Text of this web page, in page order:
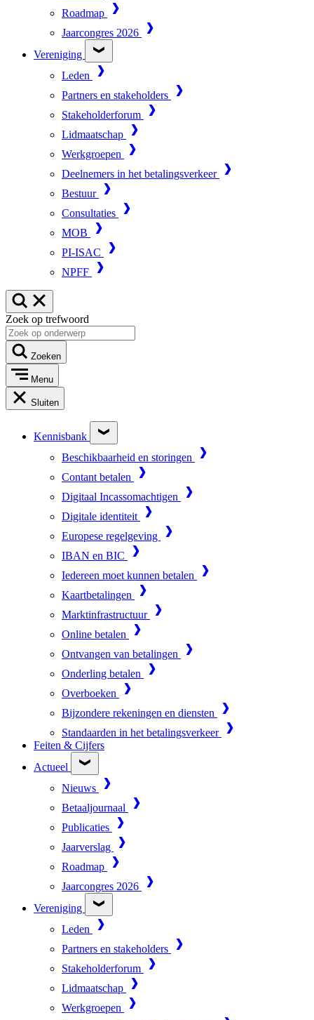
Roadmap
Jaarcongres 2026
Vereniging
Leden
Partners en stakeholders
Stakeholderforum
Lidmaatschap
Werkgroepen
Deelnemers in het betalingsverkeer
Bestuur
Consultaties
MOB
PI-ISAC
NPFF
Zoek op trefwoord
Zoeken
Menu
Sluiten
Kennisbank
Beschikbaarheid en storingen
Contant betalen
Digitaal Incassomachtigen
Digitale identiteit
Europese regelgeving
IBAN en BIC
Iedereen moet kunnen betalen
Kaartbetalingen
Marktinfrastructuur
Online betalen
Ontvangen van betalingen
Onderling betalen
Overboeken
Bijzondere rekeningen en diensten
Standaarden in het betalingsverkeer
Feiten & Cijfers
Actueel
Nieuws
Betaaljournaal
Publicaties
Jaarverslag
Roadmap
Jaarcongres 2026
Vereniging
Leden
Partners en stakeholders
Stakeholderforum
Lidmaatschap
Werkgroepen